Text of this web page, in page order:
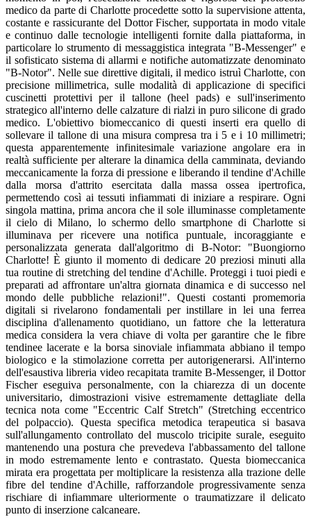
medico da parte di Charlotte procedette sotto la supervisione attenta,
costante e rassicurante del Dottor Fischer, supportata in modo vitale
e continuo dalle tecnologie intelligenti fornite dalla piattaforma, in
particolare lo strumento di messaggistica integrata "B-Messenger" e
il sofisticato sistema di allarmi e notifiche automatizzate denominato
"B-Notor". Nelle sue direttive digitali, il medico istruì Charlotte, con
precisione millimetrica, sulle modalità di applicazione di specifici
cuscinetti protettivi per il tallone (heel pads) e sull'inserimento
strategico all'interno delle calzature di rialzi in puro silicone di grado
medico. L'obiettivo biomeccanico di questi inserti era quello di
sollevare il tallone di una misura compresa tra i 5 e i 10 millimetri;
questa apparentemente infinitesimale variazione angolare era in
realtà sufficiente per alterare la dinamica della camminata, deviando
meccanicamente la forza di pressione e liberando il tendine d'Achille
dalla morsa d'attrito esercitata dalla massa ossea ipertrofica,
permettendo così ai tessuti infiammati di iniziare a respirare. Ogni
singola mattina, prima ancora che il sole illuminasse completamente
il cielo di Milano, lo schermo dello smartphone di Charlotte si
illuminava per ricevere una notifica puntuale, incoraggiante e
personalizzata generata dall'algoritmo di B-Notor: "Buongiorno
Charlotte! È giunto il momento di dedicare 20 preziosi minuti alla
tua routine di stretching del tendine d'Achille. Proteggi i tuoi piedi e
preparati ad affrontare un'altra giornata dinamica e di successo nel
mondo delle pubbliche relazioni!". Questi costanti promemoria
digitali si rivelarono fondamentali per instillare in lei una ferrea
disciplina d'allenamento quotidiano, un fattore che la letteratura
medica considera la vera chiave di volta per garantire che le fibre
tendinee lacerate e la borsa sinoviale infiammata abbiano il tempo
biologico e la stimolazione corretta per autorigenerarsi. All'interno
dell'esaustiva libreria video recapitata tramite B-Messenger, il Dottor
Fischer eseguiva personalmente, con la chiarezza di un docente
universitario, dimostrazioni visive estremamente dettagliate della
tecnica nota come "Eccentric Calf Stretch" (Stretching eccentrico
del polpaccio). Questa specifica metodica terapeutica si basava
sull'allungamento controllato del muscolo tricipite surale, eseguito
mantenendo una postura che prevedeva l'abbassamento del tallone
in modo estremamente lento e contrastato. Questa biomeccanica
mirata era progettata per moltiplicare la resistenza alla trazione delle
fibre del tendine d'Achille, rafforzandole progressivamente senza
rischiare di infiammare ulteriormente o traumatizzare il delicato
punto di inserzione calcaneare.